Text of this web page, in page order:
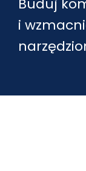
Buduj
i